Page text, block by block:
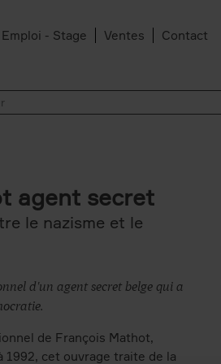
Emploi - Stage Ventes Contact
agent secret
le nazisme et le
d'un agent secret belge qui a
de François Mathot,
1992, cet ouvrage traite de la